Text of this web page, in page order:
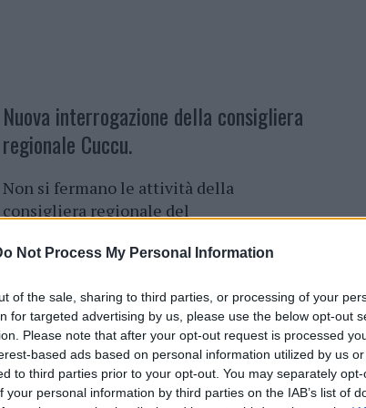
Not Process My Personal Information
of the sale, sharing to third parties, or processing of your
for targeted advertising by us, please use the below opt-out
Please note that after your opt-out request is processed
based ads based on personal information utilized by us
to third parties prior to your opt-out. You may separately
your personal information by third parties on the IAB’s list of
Nuova interrogazione della consigliera
regionale Cuccu.
Non si fermano le attività della
consigliera regionale del
segretaria della Commissione sanità,
interrogazione,con richiesta di
risposta scritta, al presidente della
Regione, Christian Solinas, e
all’assessore regionale alla Sanità,
affliggono l’ospedale